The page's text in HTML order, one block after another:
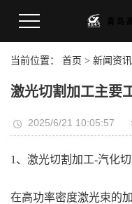
当前位置： 首页 > 新闻资讯
激光切割加工主要
2025/6/21 10:05:57
1、激光切割加工-汽化切
在高功率密度激光束的